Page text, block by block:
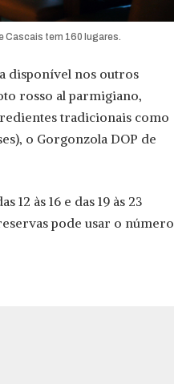
Cascais tem 160 lugares.
disponível nos outros
rosso al parmigiano,
tradicionais como
o Gorgonzola DOP de
12 às 16 e das 19 às 23
pode usar o número